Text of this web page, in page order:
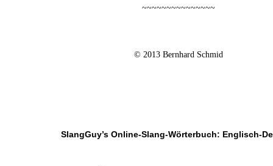
~~~~~~~~~~~~~~~
© 2013 Bern­hard Schmid
SlangGuy’s Online-Slang-Wör­ter­buch: Englisch-